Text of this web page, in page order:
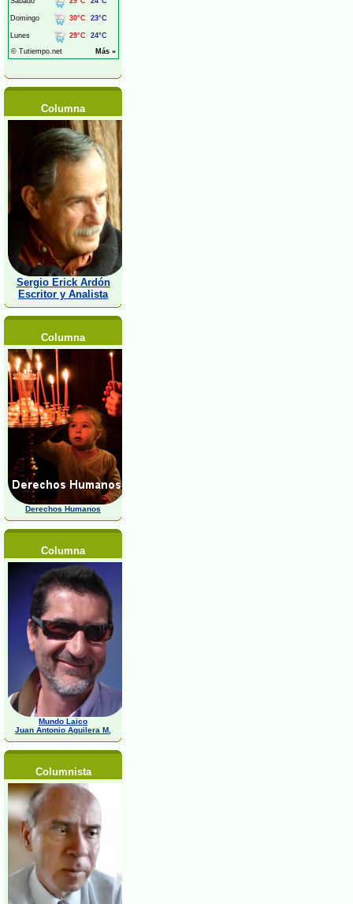
Columna
Sergio Erick Ardón
Escritor y Analista
Columna
Derechos Humanos
Columna
Mundo Laico
Juan Antonio Aguilera M,
Columnista